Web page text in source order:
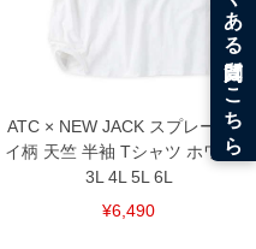
ATC × NEW JACK スプレーボー
イ柄 天竺 半袖 Tシャツ ホワイト
3L 4L 5L 6L
¥6,490